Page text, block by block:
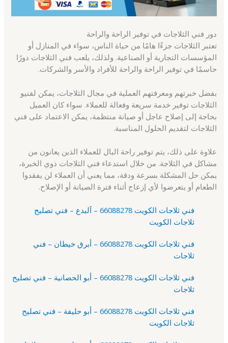
دور فني الثلاجات في توفير الراحة والراحة
تعتبر الثلاجات جزءًا هامًا من حياة الناس، سواء في المنازل أو
المؤسسات التجارية أو الصناعية. ولذلك، يلعب فني الثلاجات دورًا
حاسمًا في توفير الراحة والراحة للأفراد والأسر والشركات.
بفضل خبرتهم ومعرفتهم العملية في مجال الثلاجات، يمكن لفنيو
الثلاجات توفير خدمة سريعة وفعالة للعملاء. سواء كان العميل
بحاجة إلى إصلاح عاجل أو صيانة منتظمة، يمكن الاعتماد على فني
الثلاجات لتقديم الحلول المناسبة.
علاوة على ذلك، يتم توفير راحة البال للعملاء الذين يعانون من
مشاكل في الثلاجة. من خلال استدعاء فني الثلاجات ذوي الخبرة،
يمكن حل المشكلة بسرعة ودقة، مما يعني أن العملاء لن يفقدوا
الطعام أو يتعرضوا لأي إزعاج أثناء فترة الصيانة أو الإصلاح.
فني ثلاجات الكويت 66088278 – آلبدع – فني تصليح
ثلاجات الكويت
فني ثلاجات الكويت 66088278 – أبرق خيطان – فني
ثلاجات
فني ثلاجات الكويت 66088278 – أبو الحصانية – فني تصليح
ثلاجات
فني ثلاجات الكويت 66088278 – أبو حليفة – فني تصليح
ثلاجات الكويت